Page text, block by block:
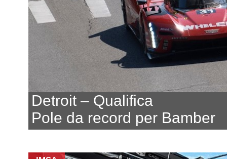
Detroit – Qualifica
Pole da record per Bamber